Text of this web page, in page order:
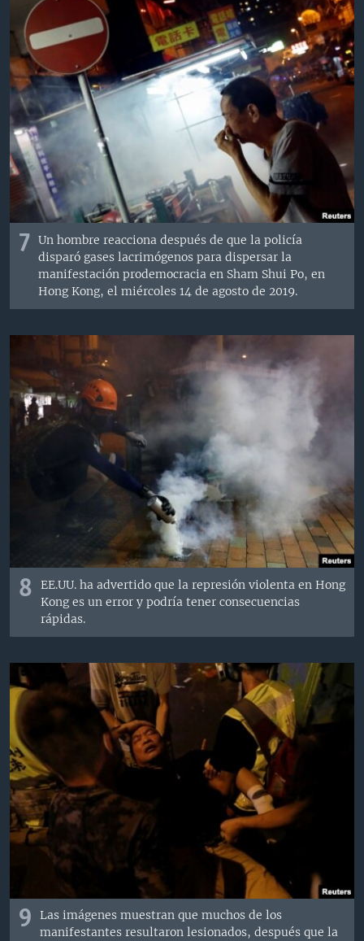
7 Un hombre reacciona después de que la policía
disparó gases lacrimógenos para dispersar la
manifestación prodemocracia en Sham Shui Po, en
Hong Kong, el miércoles 14 de agosto de 2019.
8
EE.UU. ha advertido que la represión violenta en Hong
Kong es un error y podría tener consecuencias
rápidas.
9
Las imágenes muestran que muchos de los
manifestantes resultaron lesionados, después que la